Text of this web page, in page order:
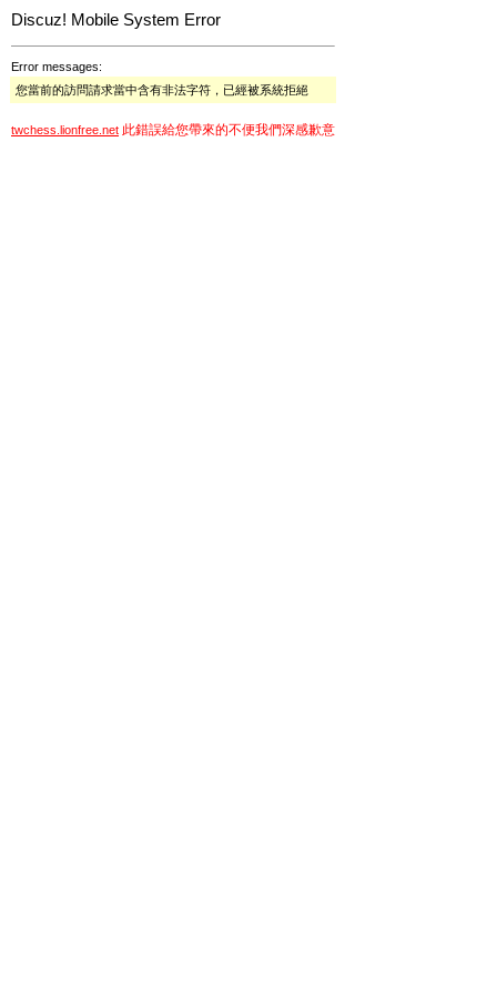
Discuz! Mobile System Error
Error messages:
您當前的訪問請求當中含有非法字符，已經被系統拒絕
twchess.lionfree.net 此錯誤給您帶來的不便我們深感歉意